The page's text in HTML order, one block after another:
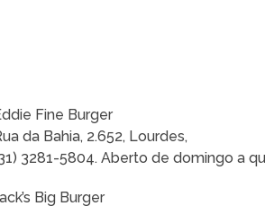
Fine Burger
da Bahia, 2.652, Lourdes,
3281-5804. Aberto de domingo a
Big Burger